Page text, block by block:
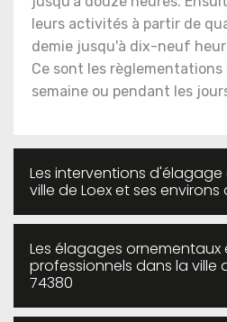
leurs activités à partir de
demie jusqu'à dix-neuf
Ce sont les
semaine ou pendant les
Les interventions
ville de Loex et ses environs
Les élagages
professionnels dans la ville
74380